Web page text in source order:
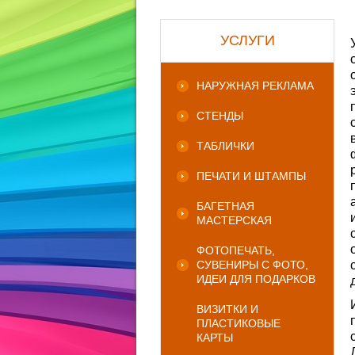
УСЛУГИ
НАРУЖНАЯ РЕКЛАМА
СТЕНДЫ
ТАБЛИЧКИ
ПЕЧАТИ И ШТАМПЫ
БАГЕТНАЯ
МАСТЕРСКАЯ
ФОТОПЕЧАТЬ,
СУВЕНИРЫ С ФОТО,
ИДЕИ ДЛЯ ПОДАРКОВ
ВИЗИТКИ И
ПЛАСТИКОВЫЕ
КАРТЫ